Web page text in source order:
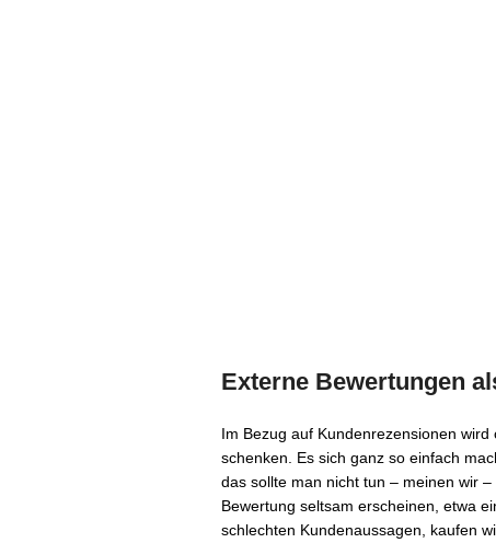
Externe Bewertungen
Im Bezug auf Kundenrezensionen
schenken. Es sich ganz so einfach
das sollte man nicht tun – meinen wir
Bewertung seltsam erscheinen, etwa
schlechten Kundenaussagen, kaufen